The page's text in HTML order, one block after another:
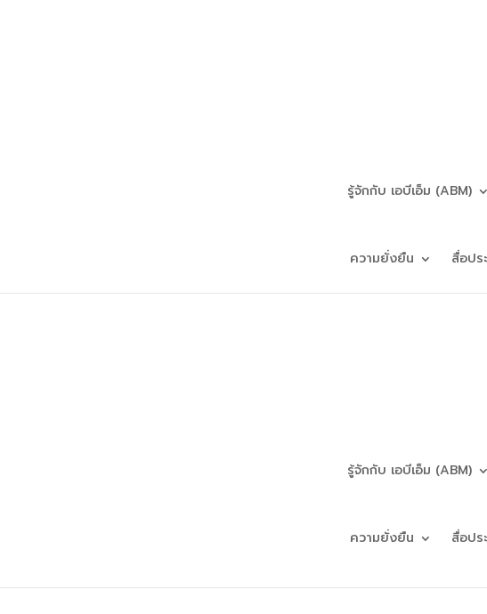
รู้จักกับ เอบีเอ็ม (ABM)
ความยั่งยืน สื่อปร
รู้จักกับ เอบีเอ็ม (ABM)
ความยั่งยืน สื่อปร